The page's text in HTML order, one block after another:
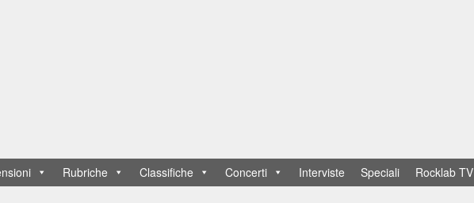
Rubriche Classifiche Concerti Interviste Speciali Rocklab TV